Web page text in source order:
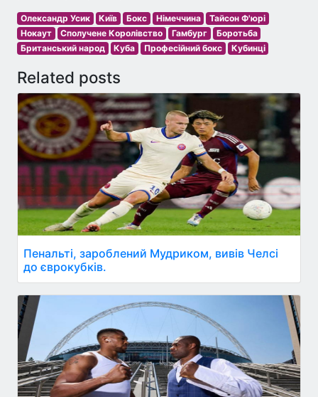
Олександр Усик Київ Бокс Німеччина
Тайсон Ф'юрі
Нокаут
Сполучене Королівство Гамбург
Боротьба
Британський народ
Куба Професійний бокс Кубинці
Related posts
Пенальті, зароблений Мудриком, вивів Челсі
до єврокубків.